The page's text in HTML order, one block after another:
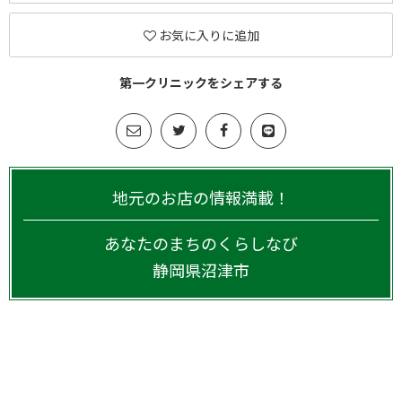
お気に入りに追加
第一クリニックをシェアする
地元のお店の情報満載！
あなたのまちのくらしなび
静岡県沼津市